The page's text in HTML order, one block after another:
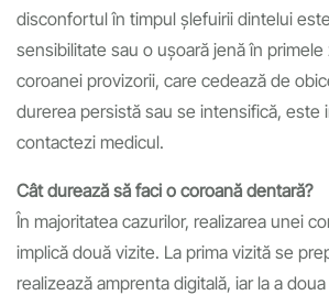
disconfortul în timpul șlefuirii dintelui
sensibilitate sau o ușoară jenă în
coroanei provizorii, care cedează de
durerea persistă sau se intensifică, este
contactezi medicul.
Cât durează să faci o coroană dentară?
În majoritatea cazurilor, realizarea unei
implică două vizite. La prima vizită se
realizează amprenta digitală, iar la a